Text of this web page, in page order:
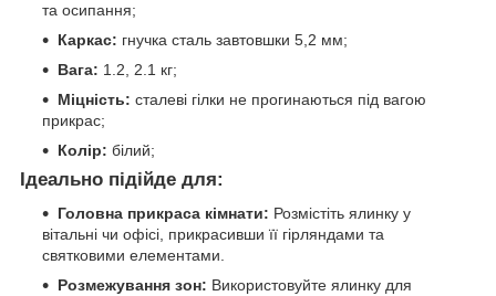
та осипання;
Каркас: гнучка сталь завтовшки 5,2 мм;
Вага: 1.2, 2.1 кг;
Міцність: сталеві гілки не прогинаються під вагою
прикрас;
Колір: білий;
Ідеально підійде для:
Головна прикраса кімнати: Розмістіть ялинку у
вітальні чи офісі, прикрасивши її гірляндами та
святковими елементами.
Розмежування зон: Використовуйте ялинку для